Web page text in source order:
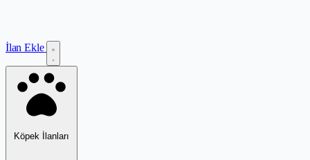
İlan Ekle
Köpek İlanları